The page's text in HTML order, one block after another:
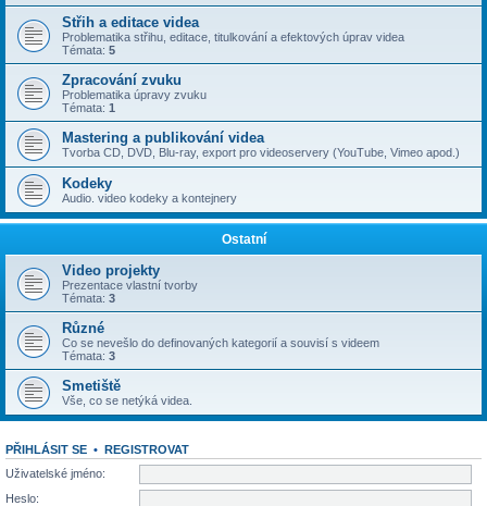
Střih a editace videa
Problematika střihu, editace, titulkování a efektových úprav videa
Témata: 5
Zpracování zvuku
Problematika úpravy zvuku
Témata: 1
Mastering a publikování videa
Tvorba CD, DVD, Blu-ray, export pro videoservery (YouTube, Vimeo apod.)
Kodeky
Audio. video kodeky a kontejnery
Ostatní
Video projekty
Prezentace vlastní tvorby
Témata: 3
Různé
Co se nevešlo do definovaných kategorií a souvisí s videem
Témata: 3
Smetiště
Vše, co se netýká videa.
PŘIHLÁSIT SE • REGISTROVAT
Uživatelské jméno:
Heslo: